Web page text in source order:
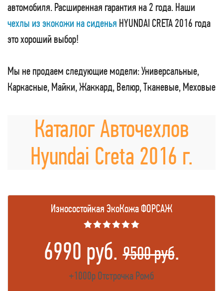
автомобиля. Расширенная гарантия на 2 года. Наши
чехлы из экокожи на сиденья HYUNDAI CRETA 2016 года
это хороший выбор!
Мы не продаем следующие модели: Универсальные,
Каркасные, Майки, Жаккард, Велюр, Тканевые, Меховые
Каталог Авточехлов
Hyundai Creta 2016 г.
Износостойкая ЭкоКожа ФОРСАЖ
★★★★★★
6990 руб.9500 руб.
+1000р Отстрочка Ромб